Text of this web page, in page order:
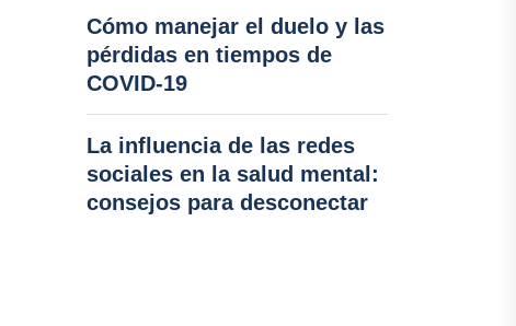
Cómo manejar el duelo y las
pérdidas en tiempos de
COVID-19
La influencia de las redes
sociales en la salud mental:
consejos para desconectar